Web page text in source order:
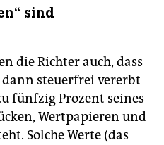
sind
die Richter auch, dass
steuerfrei vererbt
fünfzig Prozent seines
Wertpapieren und
Solche Werte (das